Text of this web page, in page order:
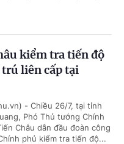
kiểm tra tiến độ
liên cấp tại
- Chiều 26/7, tại tỉnh
Phó Thủ tướng Chính
Châu dẫn đầu đoàn công
phủ kiểm tra tiến độ...